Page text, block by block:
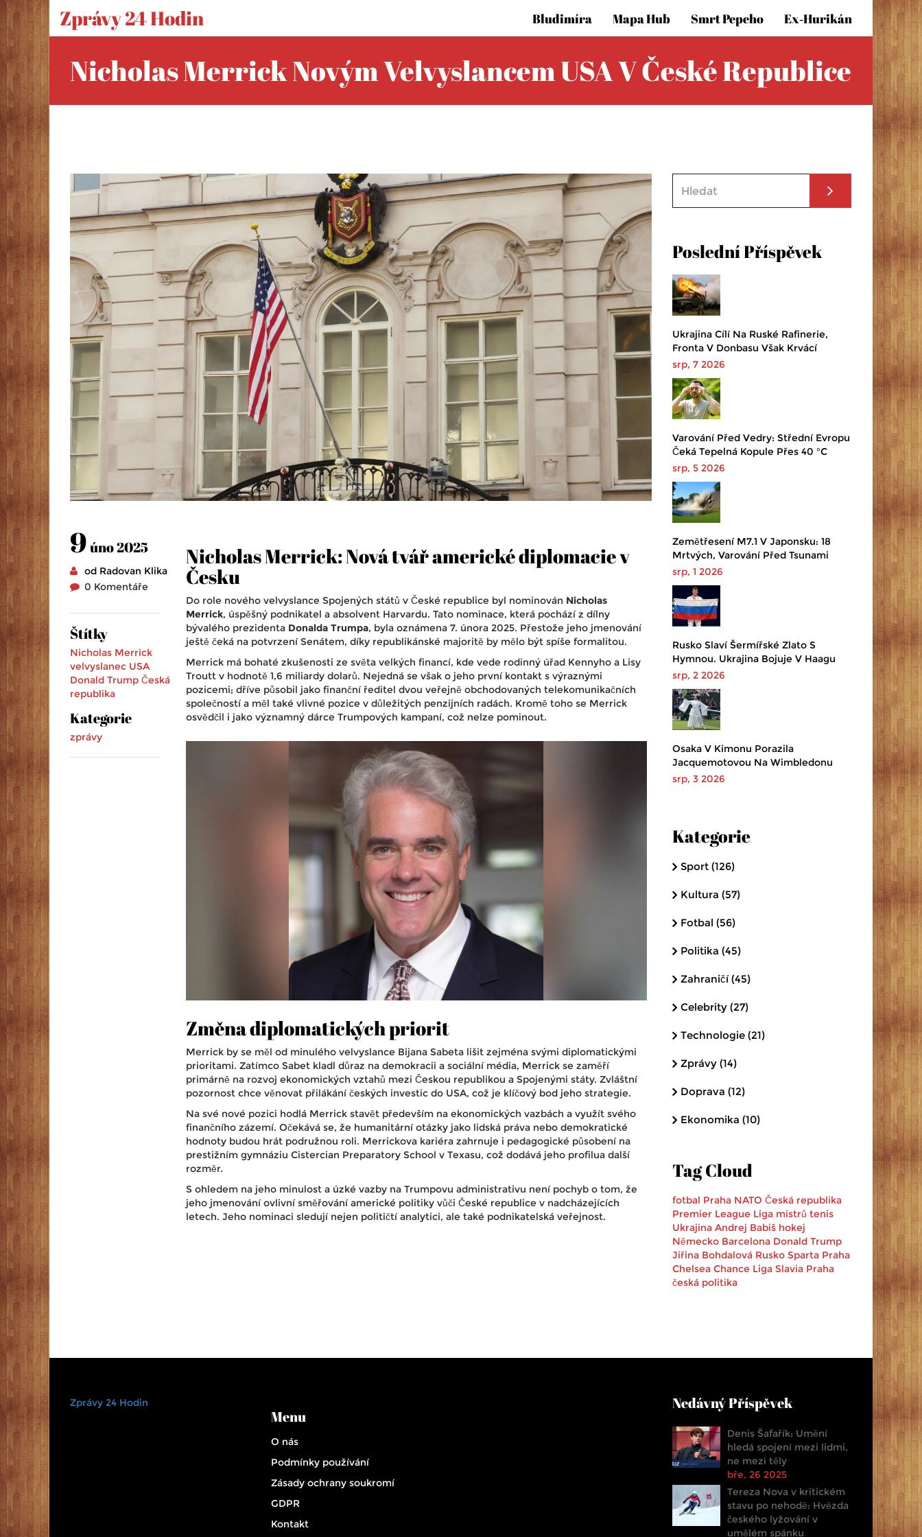
Zprávy 24 Hodin Bludimíra Mapa Hub Smrt Pepeho Ex‑hurikán
Nicholas Merrick Novým Velvyslancem USA V České Republice
9úno 2025
od Radovan Klika
0 Komentáře
Štítky
Nicholas Merrick
velvyslanec USA
Donald Trump Česká
republika
Kategorie
zprávy
Nicholas Merrick: Nová tvář americké diplomacie v
Česku
Do role nového velvyslance Spojených států v České republice byl nominován Nicholas
Merrick, úspěšný podnikatel a absolvent Harvardu. Tato nominace, která pochází z dílny
bývalého prezidenta Donalda Trumpa, byla oznámena 7. února 2025. Přestože jeho jmenování
ještě čeká na potvrzení Senátem, díky republikánské majoritě by mělo být spíše formalitou.
Merrick má bohaté zkušenosti ze světa velkých financí, kde vede rodinný úřad Kennyho a Lisy
Troutt v hodnotě 1,6 miliardy dolarů. Nejedná se však o jeho první kontakt s výraznými
pozicemi; dříve působil jako finanční ředitel dvou veřejně obchodovaných telekomunikačních
společností a měl také vlivné pozice v důležitých penzijních radách. Kromě toho se Merrick
osvědčil i jako významný dárce Trumpových kampaní, což nelze pominout.
Změna diplomatických priorit
Merrick by se měl od minulého velvyslance Bijana Sabeta lišit zejména svými diplomatickými
prioritami. Zatímco Sabet kladl důraz na demokracii a sociální média, Merrick se zaměří
primárně na rozvoj ekonomických vztahů mezi Českou republikou a Spojenými státy. Zvláštní
pozornost chce věnovat přilákání českých investic do USA, což je klíčový bod jeho strategie.
Na své nové pozici hodlá Merrick stavět především na ekonomických vazbách a využít svého
finančního zázemí. Očekává se, že humanitární otázky jako lidská práva nebo demokratické
hodnoty budou hrát podružnou roli. Merrickova kariéra zahrnuje i pedagogické působení na
prestižním gymnáziu Cistercian Preparatory School v Texasu, což dodává jeho profilua další
rozměr.
S ohledem na jeho minulost a úzké vazby na Trumpovu administrativu není pochyb o tom, že
jeho jmenování ovlivní směřování americké politiky vůči České republice v nadcházejících
letech. Jeho nominaci sledují nejen političtí analytici, ale také podnikatelská veřejnost.
Poslední Příspěvek
Ukrajina Cílí Na Ruské Rafinerie,
Fronta V Donbasu Však Krvácí
srp, 7 2026
Varování Před Vedry: Střední Evropu
Čeká Tepelná Kopule Přes 40 °C
srp, 5 2026
Zemětřesení M7.1 V Japonsku: 18
Mrtvých, Varování Před Tsunami
srp, 1 2026
Rusko Slaví Šermířské Zlato S
Hymnou. Ukrajina Bojuje V Haagu
srp, 2 2026
Osaka V Kimonu Porazila
Jacquemotovou Na Wimbledonu
srp, 3 2026
Kategorie
Sport (126)
Kultura (57)
Fotbal (56)
Politika (45)
Zahraničí(45)
Celebrity (27)
Technologie (21)
Zprávy (14)
Doprava (12)
Ekonomika (10)
Tag Cloud
fotbal Praha NATO Česká republika
Premier League Liga mistrů tenis
Ukrajina Andrej Babiš hokej
Německo Barcelona Donald Trump
Jiřina Bohdalová Rusko Sparta Praha
Chelsea Chance Liga Slavia Praha
česká politika
Zprávy 24 Hodin
Menu
O nás
Podmínky používání
Zásady ochrany soukromí
GDPR
Kontakt
Nedávný Příspěvek
Denis Šafařík: Umění
hledá spojení mezi lidmi,
ne mezi těly
bře, 26 2025
Tereza Nova v kritickém
stavu po nehodě: Hvězda
českého lyžování v
umělém spánku